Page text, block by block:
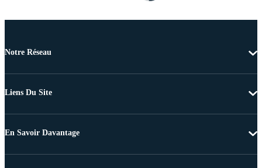
Notre Réseau
Liens Du Site
En Savoir Davantage